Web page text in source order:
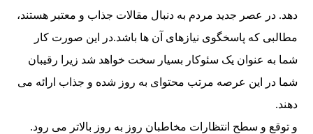
دهد. در عصر جدید مردم به دنبال مقالات جذاب و معتبر هستند،
مطالبی که پاسخگوی نیازهای آن ها باشد.در این صورت کار
شما به عنوان یک سئوکار بسیار سخت خواهد شد زیرا رقیبان
شما در این عرصه مرتب محتوای به روز شده و جذاب ارائه می
دهند.
و توقع و سطح انتظارات مخاطبان روز به روز بالاتر می رود.